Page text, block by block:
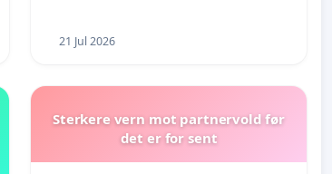
21 Jul 2026
Sterkere vern mot partnervold før
det er for sent